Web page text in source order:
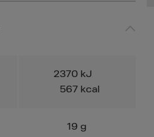
2370 kJ
567 kcal
19 g